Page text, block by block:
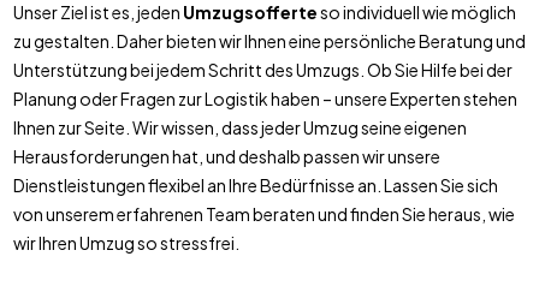
Unser Ziel ist es, jeden Umzugsofferteso individuell wie möglich
zu gestalten. Daher bieten wir Ihnen eine persönliche Beratung und
Unterstützung bei jedem Schritt des Umzugs. Ob Sie Hilfe bei der
Planung oder Fragen zur Logistik haben – unsere Experten stehen
Ihnen zur Seite. Wir wissen, dass jeder Umzug seine eigenen
Herausforderungen hat, und deshalb passen wir unsere
Dienstleistungen flexibel an Ihre Bedürfnisse an. Lassen Sie sich
von unserem erfahrenen Team beraten und finden Sie heraus, wie
wir Ihren Umzug so stressfrei.